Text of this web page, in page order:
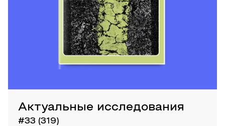
Актуальные исследования
#33 (319)